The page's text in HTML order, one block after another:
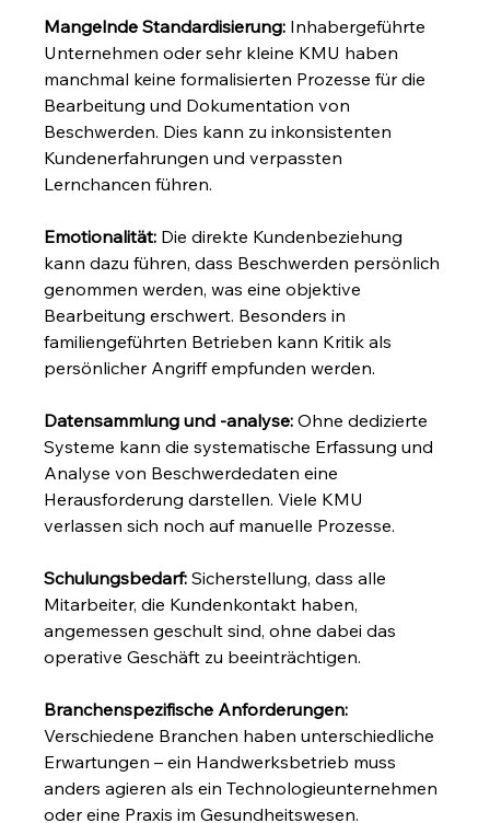
Mangelnde Standardisierung: Inhabergeführte
Unternehmen oder sehr kleine KMU haben
manchmal keine formalisierten Prozesse für die
Bearbeitung und Dokumentation von
Beschwerden. Dies kann zu inkonsistenten
Kundenerfahrungen und verpassten
Lernchancen führen.
Emotionalität: Die direkte Kundenbeziehung
kann dazu führen, dass Beschwerden persönlich
genommen werden, was eine objektive
Bearbeitung erschwert. Besonders in
familiengeführten Betrieben kann Kritik als
persönlicher Angriff empfunden werden.
Datensammlung und -analyse: Ohne dedizierte
Systeme kann die systematische Erfassung und
Analyse von Beschwerdedaten eine
Herausforderung darstellen. Viele KMU
verlassen sich noch auf manuelle Prozesse.
Schulungsbedarf: Sicherstellung, dass alle
Mitarbeiter, die Kundenkontakt haben,
angemessen geschult sind, ohne dabei das
operative Geschäft zu beeinträchtigen.
Branchenspezifische Anforderungen:
Verschiedene Branchen haben unterschiedliche
Erwartungen – ein Handwerksbetrieb muss
anders agieren als ein Technologieunternehmen
oder eine Praxis im Gesundheitswesen.